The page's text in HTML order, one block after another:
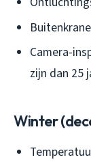
Camera-
zijn dan 25
Winter